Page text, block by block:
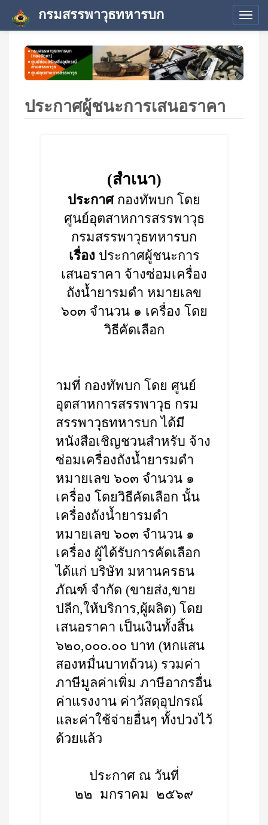
กรมสรรพาวุธทหารบก
ประกาศผู้ชนะการเสนอราคา
(สำเนา)
ประกาศกองทัพบก โดย
ศูนย์อุตสาหการสรรพาวุธ
กรมสรรพาวุธทหารบก
เรื่อง ประกาศผู้ชนะการ
เสนอราคา จ้างซ่อมเครื่อง
ถังน้ำยารมดำ หมายเลข
๖๐๓ จำนวน ๑ เครื่อง โดย
วิธีคัดเลือก
ามที่ กองทัพบก โดย ศูนย์
อุตสาหการสรรพาวุธ กรม
สรรพาวุธทหารบก ได้มี
หนังสือเชิญชวนสำหรับ จ้าง
ซ่อมเครื่องถังน้ำยารมดำ
หมายเลข ๖๐๓ จำนวน ๑
เครื่อง โดยวิธีคัดเลือก นั้น
เครื่องถังน้ำยารมดำ
หมายเลข ๖๐๓ จำนวน ๑
เครื่อง ผู้ได้รับการคัดเลือก
ได้แก่ บริษัท มหานครธน
ภัณฑ์ จำกัด (ขายส่ง,ขาย
ปลีก,ให้บริการ,ผู้ผลิต) โดย
เสนอราคา เป็นเงินทั้งสิ้น
๖๒๐,๐๐๐.๐๐ บาท (หกแสน
สองหมื่นบาทถ้วน) รวมค่า
ภาษีมูลค่าเพิ่ม ภาษีอากรอื่น
ค่าแรงงาน ค่าวัสดุอุปกรณ์
และค่าใช้จ่ายอื่นๆ ทั้งปวงไว้
ด้วยแล้ว
ประกาศ ณ วันที่
๒๒ มกราคม ๒๕๖๙